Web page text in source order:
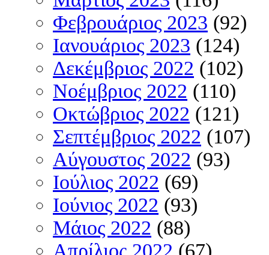
Φεβρουάριος 2023 (92)
Ιανουάριος 2023 (124)
Δεκέμβριος 2022 (102)
Νοέμβριος 2022 (110)
Οκτώβριος 2022 (121)
Σεπτέμβριος 2022 (107)
Αύγουστος 2022 (93)
Ιούλιος 2022 (69)
Ιούνιος 2022 (93)
Μάιος 2022 (88)
Απρίλιος 2022 (67)